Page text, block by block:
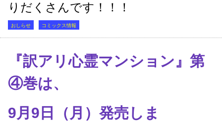
りだくさんです！！！
おしらせ コミックス情報
『訳アリ心霊マンション』第
④巻は、
9月9日（月）発売しま